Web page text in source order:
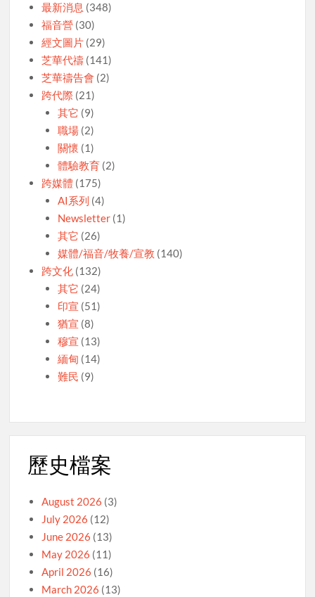
最新消息 (348)
福音營 (30)
經文圖片 (29)
芝華代禱 (141)
芝華禱告會 (2)
跨代際 (21)
其它 (9)
職場(2)
關懷 (1)
體驗教育(2)
跨媒體 (175)
AI系列 (4)
Newsletter(1)
其它 (26)
媒體/福音/牧養/宣教 (140)
跨文化 (132)
其它 (24)
印宣 (51)
猶宣 (8)
穆宣 (13)
緬甸 (14)
難民 (9)
歷史檔案
August 2026 (3)
July 2026 (12)
June 2026 (13)
May 2026 (11)
April 2026 (16)
March 2026 (13)